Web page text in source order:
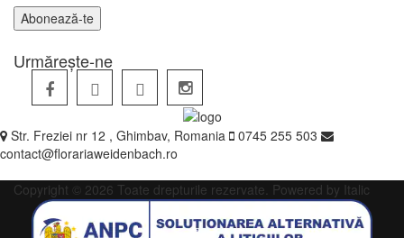
Urmărește-ne
Str. Freziei nr 12 , Ghimbav, Romania
0745 255 503
contact@florariaweidenbach.ro
Copyright © 2026 Toate drepturile rezervate. Powered by Italic